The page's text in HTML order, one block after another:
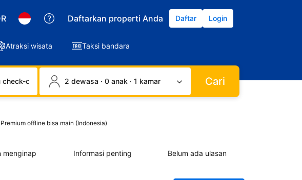
Daftarkan properti Anda Daftar Login
Atraksi wisata Taksi bandara
out 2 dewasa · 0 anak · 1 kamar Cari
offline bisa main (Indonesia)
menginap Informasi penting Belum ada ulasan